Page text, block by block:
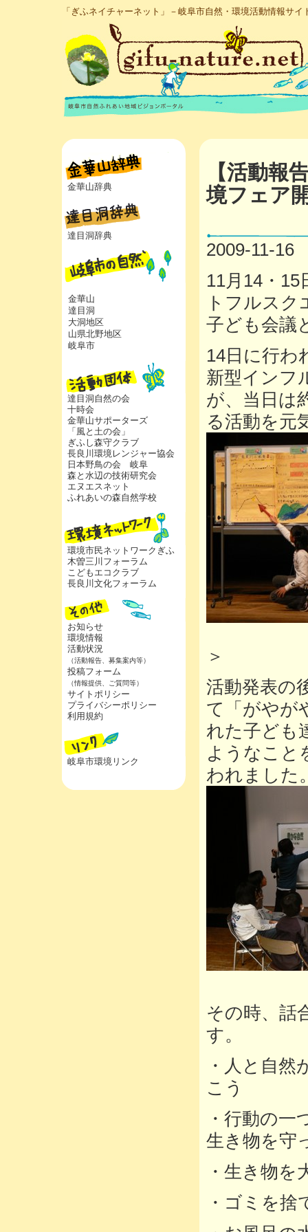
「ぎふネイチャーネット」－岐阜市自然・環境活動情報サイ
金華山辞典
達目洞辞典
金華山
達目洞
大洞地区
山県北野地区
岐阜市
達目洞自然の会
十時会
金華山サポーターズ
「風と土の会」
ぎふし森守クラブ
長良川環境レンジャー協会
日本野鳥の会 岐阜
森と水辺の技術研究会
エヌエスネット
ふれあいの森自然学校
環境市民ネットワークぎふ
木曽三川フォーラム
こどもエコクラブ
長良川文化フォーラム
お知らせ
環境情報
活動状況
（活動報告、募集案内等）
投稿フォーム
（情報提供、ご質問等）
サイトポリシー
プライバシーポリシー
利用規約
岐阜市環境リンク
【活動報
境フェア
2009-11-16
11月14・
トフルス
子ども会議
14日に行わ
新型インフ
が、当日は
る活動を元
＞
活動発表の
て「がやが
れた子ども
ようなこと
われました
その時、話
す。
・人と自
こう
・行動の
生き物を守
・生き物
・ゴミを